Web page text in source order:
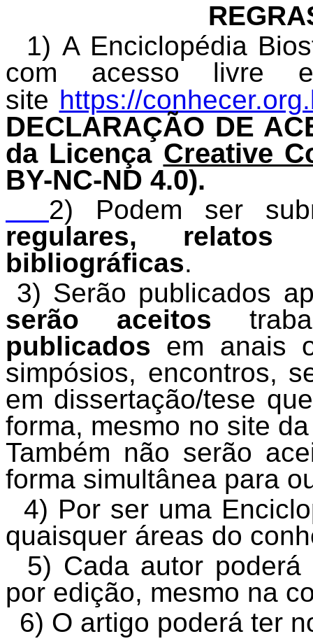
1) A Enciclopédia
com acesso livre
site https://
DECLARAÇÃO DE
da Licença Creative
BY-NC-ND 4.0).
2) Podem ser
regulares,
bibliográficas.
3) Serão publicados
serão aceitos
publicados em anais
simpósios, encontros,
em dissertação/tese
forma, mesmo no site
Também não serão
forma simultânea para
4) Por ser uma
quaisquer áreas do
5) Cada autor
por edição, mesmo na
6) O artigo poderá ter